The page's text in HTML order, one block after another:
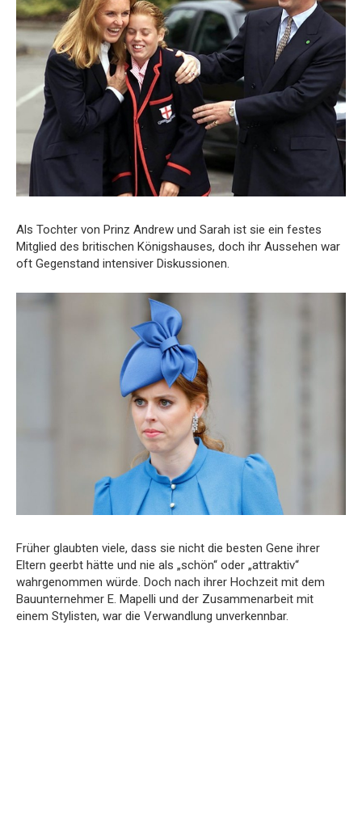
Als Tochter von Prinz Andrew und Sarah ist sie ein festes
Mitglied des britischen Königshauses, doch ihr Aussehen war
oft Gegenstand intensiver Diskussionen.
Früher glaubten viele, dass sie nicht die besten Gene ihrer
Eltern geerbt hätte und nie als „schön“ oder „attraktiv“
wahrgenommen würde. Doch nach ihrer Hochzeit mit dem
Bauunternehmer E. Mapelli und der Zusammenarbeit mit
einem Stylisten, war die Verwandlung unverkennbar.